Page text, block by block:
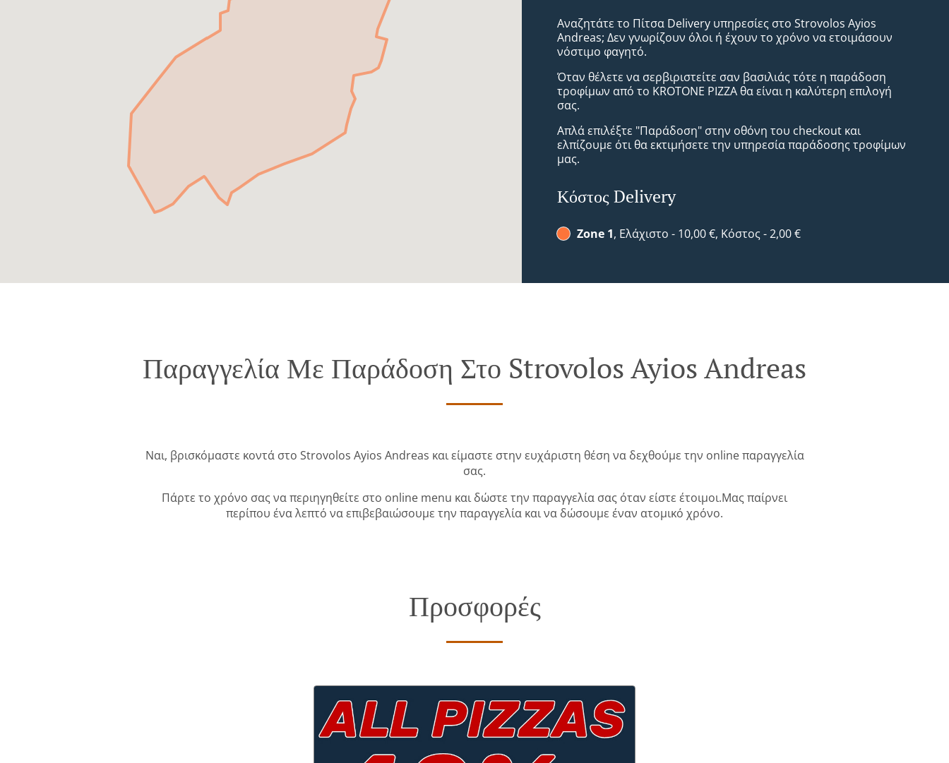
Αναζητάτε το Πίτσα Delivery υπηρεσίες στο Strovolos Ayios
Andreas; Δεν γνωρίζουν όλοι ή έχουν το χρόνο να ετοιμάσουν
νόστιμο φαγητό.
Όταν θέλετε να σερβιριστείτε σαν βασιλιάς τότε η παράδοση
τροφίμων από το KROTONE PIZZA θα είναι η καλύτερη επιλογή
σας.
Απλά επιλέξτε "Παράδοση" στην οθόνη του checkout και
ελπίζουμε ότι θα εκτιμήσετε την υπηρεσία παράδοσης τροφίμων
μας.
Κόστος Delivery
Zone 1, Ελάχιστο - 10,00 €, Κόστος - 2,00 €
Παραγγελία Με Παράδοση Στο Strovolos Ayios Andreas
Ναι, βρισκόμαστε κοντά στο Strovolos Ayios Andreas και είμαστε στην ευχάριστη θέση να δεχθούμε την online παραγγελία
σας.
Πάρτε το χρόνο σας να περιηγηθείτε στο online menu και δώστε την παραγγελία σας όταν είστε έτοιμοι.Μας παίρνει
περίπου ένα λεπτό να επιβεβαιώσουμε την παραγγελία και να δώσουμε έναν ατομικό χρόνο.
Προσφορές